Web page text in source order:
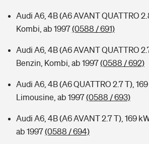
Audi A6, 4B (A6 AVANT QUATTRO
Kombi, ab 1997(0588 / 691)
Audi A6, 4B (A6 AVANT QUATTRO
Benzin, Kombi, ab 1997(0588 / 692)
Audi A6, 4B (A6 QUATTRO 2.7 T),
Limousine, ab 1997(0588 / 693)
Audi A6, 4B (A6 AVANT 2.7 T), 169
ab 1997(0588 / 694)